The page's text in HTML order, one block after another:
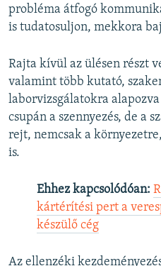
probléma átfogó
is tudatosuljon, mekkora
Rajta kívül az ülésen részt
valamint több kutató,
laborvizsgálatokra
csupán a szennyezés, de a
rejt, nemcsak a
is.
Ehhez kapcsolódóan:
kártérítési pert a
készülő cég
Az ellenzéki